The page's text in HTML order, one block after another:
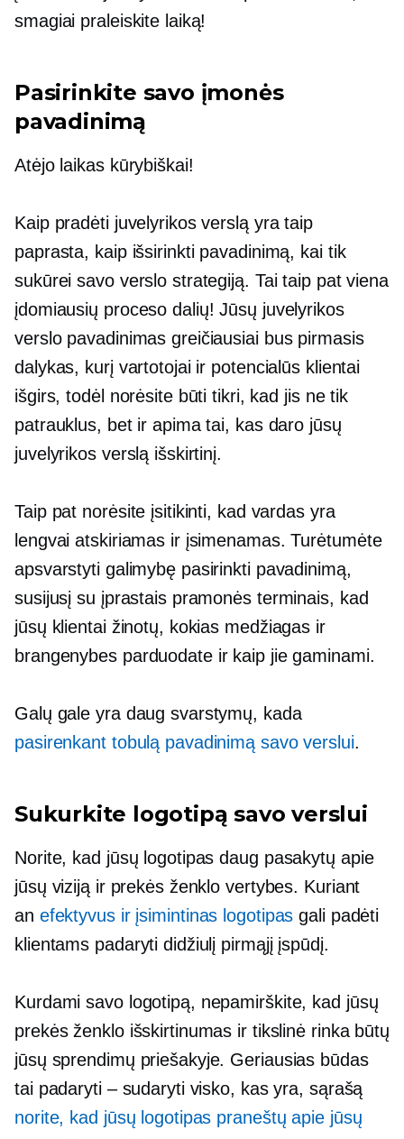
smagiai praleiskite laiką!
Pasirinkite savo įmonės
pavadinimą
Atėjo laikas kūrybiškai!
Kaip pradėti juvelyrikos verslą yra taip
paprasta, kaip išsirinkti pavadinimą, kai tik
sukūrei savo verslo strategiją. Tai taip pat viena
įdomiausių proceso dalių! Jūsų juvelyrikos
verslo pavadinimas greičiausiai bus pirmasis
dalykas, kurį vartotojai ir potencialūs klientai
išgirs, todėl norėsite būti tikri, kad jis ne tik
patrauklus, bet ir apima tai, kas daro jūsų
juvelyrikos verslą išskirtinį.
Taip pat norėsite įsitikinti, kad vardas yra
lengvai atskiriamas ir įsimenamas. Turėtumėte
apsvarstyti galimybę pasirinkti pavadinimą,
susijusį su įprastais pramonės terminais, kad
jūsų klientai žinotų, kokias medžiagas ir
brangenybes parduodate ir kaip jie gaminami.
Galų gale yra daug svarstymų, kada
pasirenkant tobulą pavadinimą savo verslui.
Sukurkite logotipą savo verslui
Norite, kad jūsų logotipas daug pasakytų apie
jūsų viziją ir prekės ženklo vertybes. Kuriant
an efektyvus ir įsimintinas logotipas gali padėti
klientams padaryti didžiulį pirmąjį įspūdį.
Kurdami savo logotipą, nepamirškite, kad jūsų
prekės ženklo išskirtinumas ir tikslinė rinka būtų
jūsų sprendimų priešakyje. Geriausias būdas
tai padaryti – sudaryti visko, kas yra, sąrašą
norite, kad jūsų logotipas praneštų apie jūsų